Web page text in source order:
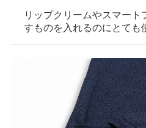
リップクリームやスマート
すものを入れるのにとても